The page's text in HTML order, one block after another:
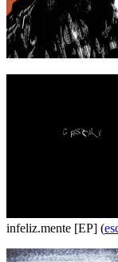
infeliz.mente [EP] (